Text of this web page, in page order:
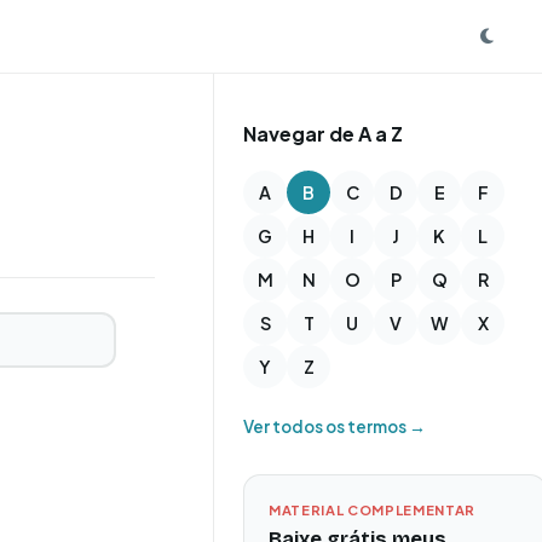
Navegar de A a Z
A B C D E
F
G
H I J K
L
M
N O P Q
R
S
T U V W
X
Y
Z
Ver todos os termos →
MATERIAL COMPLEMENTAR